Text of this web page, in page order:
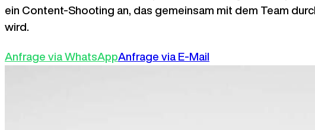
ein Content-Shooting an, das gemeinsam mit dem Team
wird.
Anfrage via WhatsAppAnfrage via E-Mail